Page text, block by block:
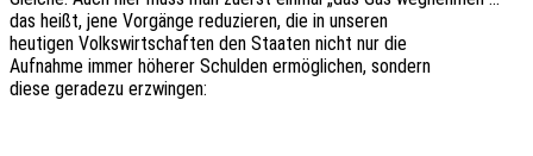
das heißt, jene Vorgän­ge redu­zie­ren, die in unseren
heuti­gen Volks­wirt­schaf­ten den Staa­ten nicht nur die
Aufnah­me immer höhe­rer Schul­den ermög­li­chen, sondern
diese gera­de­zu erzwingen: